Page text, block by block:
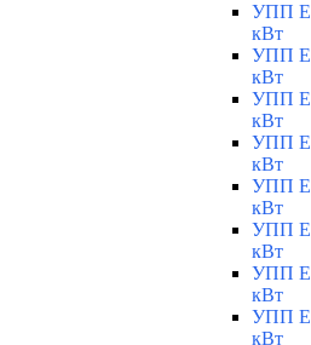
УПП
кВт
УПП
кВт
УПП
кВт
УПП
кВт
УПП
кВт
УПП
кВт
УПП
кВт
УПП
кВт